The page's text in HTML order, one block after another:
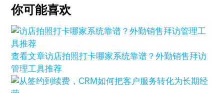
你可能喜欢
查看文章访店拍照打卡哪家系统靠谱？外勤销售拜访
管理工具推荐